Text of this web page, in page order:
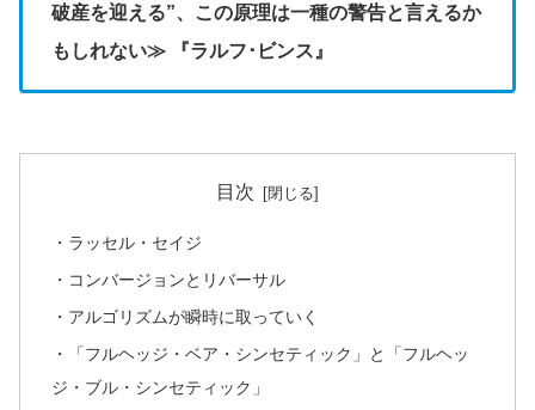
破産を迎える”、この原理は一種の警告と言えるか
もしれない≫
『ラルフ･ビンス』
目次
・ラッセル・セイジ
・コンバージョンとリバーサル
・アルゴリズムが瞬時に取っていく
・「フルヘッジ・ベア・シンセティック」と「フルヘッ
ジ・ブル・シンセティック」